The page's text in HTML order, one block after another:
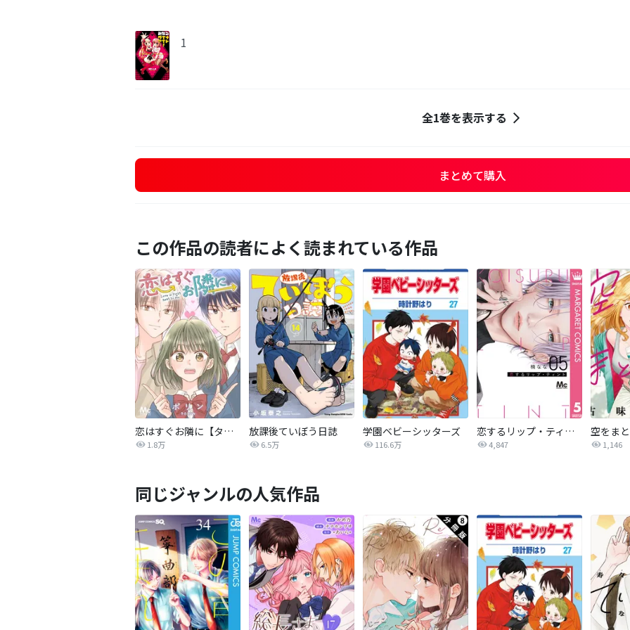
1
全1巻を表示する
まとめて購入
この作品の読者によく読まれている作品
恋はすぐお隣に【タテヨミ】
1.8万
放課後ていぼう日誌
6.5万
学園ベビーシッターズ
116.6万
恋するリップ・ティント
4,847
空をま
1,146
同じジャンルの人気作品